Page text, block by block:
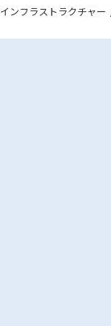
インフラストラクチャー